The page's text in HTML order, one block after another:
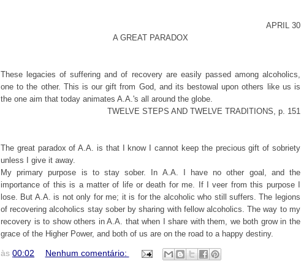
APRIL 30
A GREAT PARADOX
These legacies of suffering and of recovery are easily passed among alcoholics,
one to the other. This is our gift from God, and its bestowal upon others like us is
the one aim that today animates A.A.'s all around the globe.
TWELVE STEPS AND TWELVE TRADITIONS, p. 151
The great paradox of A.A. is that I know I cannot keep the precious gift of sobriety
unless I give it away.
My primary purpose is to stay sober. In A.A. I have no other goal, and the
importance of this is a matter of life or death for me. If I veer from this purpose I
lose. But A.A. is not only for me; it is for the alcoholic who still suffers. The legions
of recovering alcoholics stay sober by sharing with fellow alcoholics. The way to my
recovery is to show others in A.A. that when I share with them, we both grow in the
grace of the Higher Power, and both of us are on the road to a happy destiny.
às 00:02 Nenhum comentário: